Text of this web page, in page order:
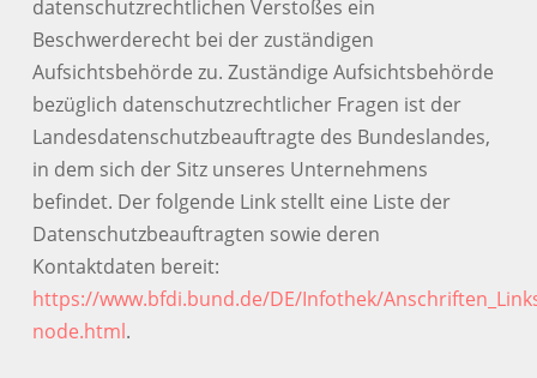
datenschutzrechtlichen Verstoßes ein
Beschwerderecht bei der zuständigen
Aufsichtsbehörde zu. Zuständige Aufsichtsbehörde
bezüglich datenschutzrechtlicher Fragen ist der
Landesdatenschutzbeauftragte des Bundeslandes,
in dem sich der Sitz unseres Unternehmens
befindet. Der folgende Link stellt eine Liste der
Datenschutzbeauftragten sowie deren
Kontaktdaten bereit:
https://www.bfdi.bund.de/DE/Infothek/
node.html.